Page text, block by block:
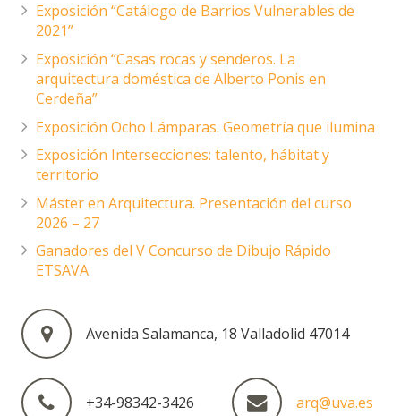
Exposición “Catálogo de Barrios Vulnerables de
2021”
Exposición “Casas rocas y senderos. La
arquitectura doméstica de Alberto Ponis en
Cerdeña”
Exposición Ocho Lámparas. Geometría que ilumina
Exposición Intersecciones: talento, hábitat y
territorio
Máster en Arquitectura. Presentación del curso
2026 – 27
Ganadores del V Concurso de Dibujo Rápido
ETSAVA
Avenida Salamanca, 18 Valladolid 47014
+34-98342-3426 arq@uva.es